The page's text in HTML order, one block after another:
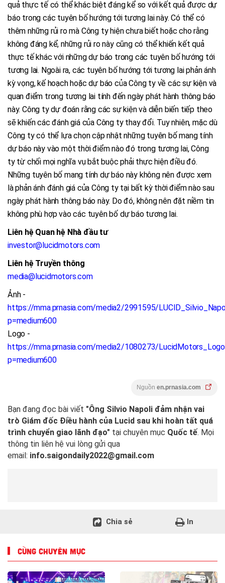
quả thực tế có thể khác biệt đáng kể so với kết quả được dự
báo trong các tuyên bố hướng tới tương lai này. Có thể có
thêm những rủi ro mà Công ty hiện chưa biết hoặc cho rằng
không đáng kể, những rủi ro này cũng có thể khiến kết quả
thực tế khác với những dự báo trong các tuyên bố hướng tới
tương lai. Ngoài ra, các tuyên bố hướng tới tương lai phản ánh
kỳ vọng, kế hoạch hoặc dự báo của Công ty về các sự kiện và
quan điểm trong tương lai tính đến ngày phát hành thông báo
này. Công ty dự đoán rằng các sự kiện và diễn biến tiếp theo
sẽ khiến các đánh giá của Công ty thay đổi. Tuy nhiên, mặc dù
Công ty có thể lựa chọn cập nhật những tuyên bố mang tính
dự báo này vào một thời điểm nào đó trong tương lai, Công
ty từ chối mọi nghĩa vụ bắt buộc phải thực hiện điều đó.
Những tuyên bố mang tính dự báo này không nên được xem
là phản ánh đánh giá của Công ty tại bất kỳ thời điểm nào sau
ngày phát hành thông báo này. Do đó, không nên đặt niềm tin
không phù hợp vào các tuyên bố dự báo tương lai.
Liên hệ Quan hệ Nhà đầu tư
investor@lucidmotors.com
Liên hệ Truyền thông
media@lucidmotors.com
Ảnh -
https://mma.prnasia.com/media2/2991595/
p=medium600
Logo -
https://mma.prnasia.com/media2/1080273/
p=medium600
Nguồn en.prnasia.com
Bạn đang đọc bài viết "Ông Silvio Napoli đảm nhận vai
trò Giám đốc Điều hành của Lucid sau khi hoàn tất quá
trình chuyển giao lãnh đạo" tại chuyên mục Quốc tế. Mọi
thông tin liên hệ vui lòng gửi qua
email: info.saigondaily2022@gmail.com
Chia sẻ In
CÙNG CHUYÊN MỤC